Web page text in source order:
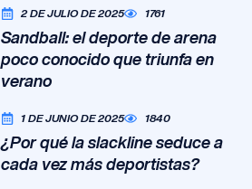
2 DE JULIO DE 2025 1761
Sandball: el deporte de arena
poco conocido que triunfa en
verano
1 DE JUNIO DE 2025 1840
¿Por qué la slackline seduce a
cada vez más deportistas?